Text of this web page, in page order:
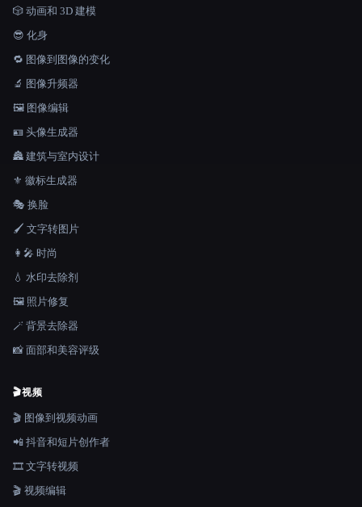
🎲 动画和 3D 建模
😎 化身
🔁 图像到图像的变化
🔬 图像升频器
🖼️ 图像编辑
🪪 头像生成器
🏯 建筑与室内设计
⚜️ 徽标生成器
🎭 换脸
🖌️ 文字转图片
👩‍🎤 时尚
💧 水印去除剂
🖼️ 照片修复
🪄 背景去除器
📸 面部和美容评级
🎬视频
🎬 图像到视频动画
📲 抖音和短片创作者
🎞️ 文字转视频
🎬 视频编辑